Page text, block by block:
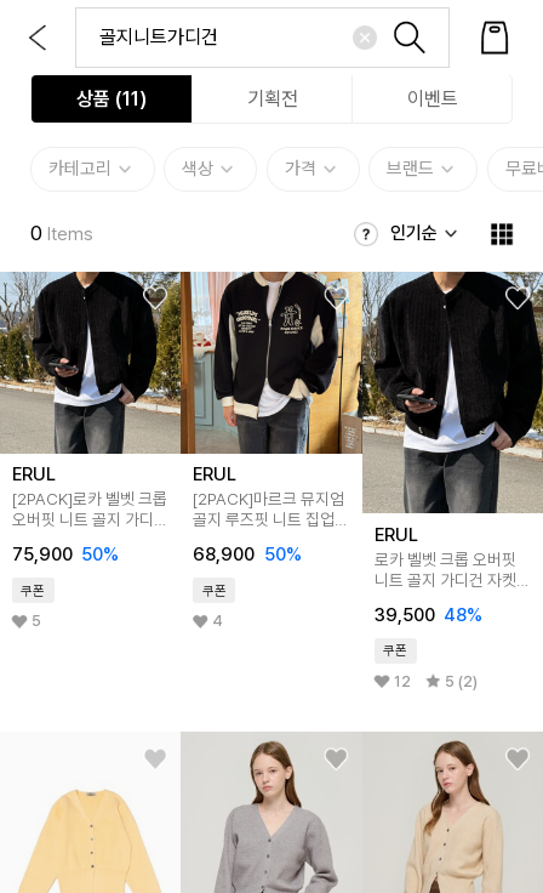
상품 (11 ) 기획전 이벤트
카테고리 색상 가격 브랜드 무료
0 Items 인기순
ERUL
[2PACK]로카 벨벳 크롭
오버핏 니트 골지 가디건
75,900 50%
쿠폰
5
ERUL
[2PACK]마르크 뮤지엄
골지 루즈핏 니트 집업
68,900 50%
쿠폰
4
ERUL
로카 벨벳 크롭 오버핏
니트 골지 가디건 자켓
39,500 48%
쿠폰
12 5 (2)